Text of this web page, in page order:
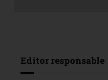
Editor responsable